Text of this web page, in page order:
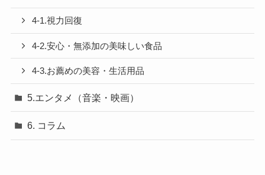
4-1.視力回復
4-2.安心・無添加の美味しい食品
4-3.お薦めの美容・生活用品
5.エンタメ（音楽・映画）
6. コラム